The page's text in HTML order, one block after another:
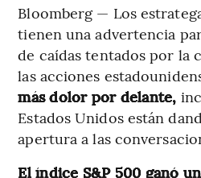
Bloomberg — Los
tienen una advertencia
de caídas tentados por la
las acciones
más dolor por delante,
Estados Unidos están
apertura a las
El índice S&P 500 ganó